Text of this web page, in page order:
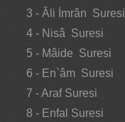
3 - Âli İmrân Suresi
4 - Nisâ Suresi
5 - Mâide Suresi
6 - En`âm Suresi
7 - Araf Suresi
8 - Enfal Suresi